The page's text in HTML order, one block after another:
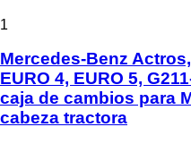
1
Mercedes-Benz
EURO 4, EURO 5,
caja de cambios para
cabeza tractora